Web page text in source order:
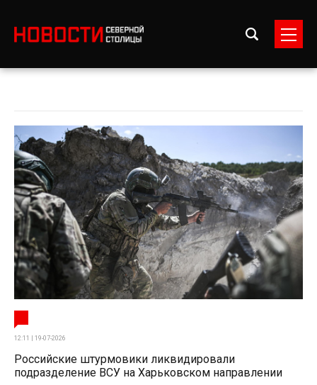
12:11 | 19-07-2026
Российские штурмовики ликвидировали
подразделение ВСУ на Харьковском направлении